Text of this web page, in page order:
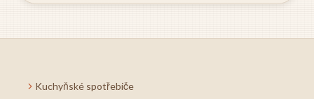
Kuchyňské spotřebiče